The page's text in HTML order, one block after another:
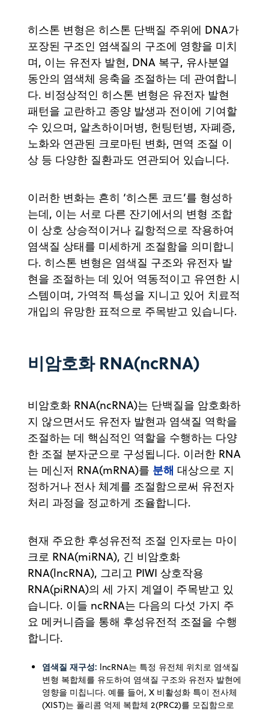
히스톤 변형은 히스톤 단백질 주위에 DNA가
포장된 구조인 염색질의 구조에 영향을 미치
며, 이는 유전자 발현, DNA 복구, 유사분열
동안의 염색체 응축을 조절하는 데 관여합니
다. 비정상적인 히스톤 변형은 유전자 발현
패턴을 교란하고 종양 발생과 전이에 기여할
수 있으며, 알츠하이머병, 헌팅턴병, 자폐증,
노화와 연관된 크로마틴 변화, 면역 조절 이
상 등 다양한 질환과도 연관되어 있습니다.
이러한 변화는 흔히 ‘히스톤 코드’를 형성하
는데, 이는 서로 다른 잔기에서의 변형 조합
이 상호 상승적이거나 길항적으로 작용하여
염색질 상태를 미세하게 조절함을 의미합니
다. 히스톤 변형은 염색질 구조와 유전자 발
현을 조절하는 데 있어 역동적이고 유연한 시
스템이며, 가역적 특성을 지니고 있어 치료적
개입의 유망한 표적으로 주목받고 있습니다.
비암호화 RNA(ncRNA)
비암호화 RNA(ncRNA)는 단백질을 암호화하
지 않으면서도 유전자 발현과 염색질 역학을
조절하는 데 핵심적인 역할을 수행하는 다양
한 조절 분자군으로 구성됩니다. 이러한 RNA
는 메신저 RNA(mRNA)를 분해 대상으로 지
정하거나 전사 체계를 조절함으로써 유전자
처리 과정을 정교하게 조율합니다.
현재 주요한 후성유전적 조절 인자로는 마이
크로 RNA(miRNA), 긴 비암호화
RNA(lncRNA), 그리고 PIWI 상호작용
RNA(piRNA)의 세 가지 계열이 주목받고 있
습니다. 이들 ncRNA는 다음의 다섯 가지 주
요 메커니즘을 통해 후성유전적 조절을 수행
합니다.
염색질 재구성: lncRNA는 특정 유전체 위치로 염색질
변형 복합체를 유도하여 염색질 구조와 유전자 발현에
영향을 미칩니다. 예를 들어, X 비활성화 특이 전사체
(XIST)는 폴리콤 억제 복합체 2(PRC2)를 모집함으로